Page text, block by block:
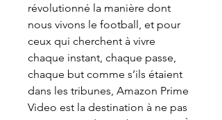
révolutionné la manière dont
nous vivons le football, et pour
ceux qui cherchent à vivre
chaque instant, chaque passe,
chaque but comme s’ils étaient
dans les tribunes, Amazon Prime
Video est la destination à ne pas